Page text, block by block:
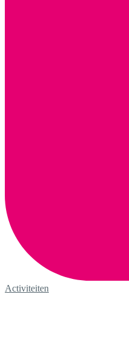
Activiteiten